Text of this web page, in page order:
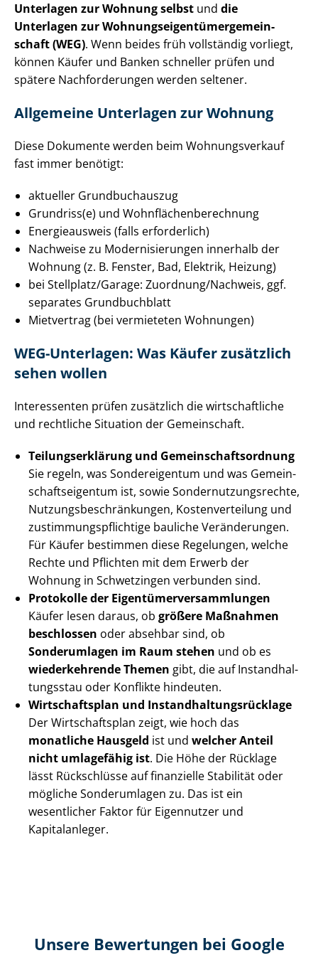
Unterlagen zur Wohnung selbst und die
Unterlagen zur Woh­nungs­ei­gen­tü­mer­ge­mein­
schaft (WEG). Wenn beides früh vollständig vorliegt,
können Käufer und Banken schneller prüfen und
spätere Nachforderungen werden seltener.
Allgemeine Unterlagen zur Wohnung
Diese Dokumente werden beim Wohnungsverkauf
fast immer benötigt:
aktueller Grundbuchauszug
Grundriss(e) und Wohn­flä­chen­be­rech­nung
Energieausweis (falls erforderlich)
Nachweise zu Mo­der­ni­sie­run­gen innerhalb der
Wohnung (z. B. Fenster, Bad, Elektrik, Heizung)
bei Stellplatz/Garage: Zuordnung/Nachweis, ggf.
separates Grundbuchblatt
Mietvertrag (bei vermieteten Wohnungen)
WEG-Unterlagen: Was Käufer zusätzlich
sehen wollen
Interessenten prüfen zusätzlich die wirtschaftliche
und rechtliche Situation der Gemeinschaft.
Tei­lungs­er­klä­rung und Ge­mein­schafts­ord­nung
Sie regeln, was Sondereigentum und was Ge­mein­
schafts­ei­gen­tum ist, sowie Son­der­nut­zungs­rech­te,
Nut­zungs­be­schrän­kun­gen, Kos­ten­ver­tei­lung und
zu­stim­mungs­pflich­ti­ge bauliche Veränderungen.
Für Käufer bestimmen diese Regelungen, welche
Rechte und Pflichten mit dem Erwerb der
Wohnung in Schwetzingen verbunden sind.
Protokolle der Ei­gen­tü­mer­ver­samm­lun­gen
Käufer lesen daraus, ob größere Maßnahmen
beschlossen oder absehbar sind, ob
Sonderumlagen im Raum stehen und ob es
wiederkehrende Themen gibt, die auf In­stand­hal­
tungs­stau oder Konflikte hindeuten.
Wirtschaftsplan und In­stand­hal­tungs­rück­la­ge
Der Wirtschaftsplan zeigt, wie hoch das
monatliche Hausgeld ist und welcher Anteil
nicht umlagefähig ist. Die Höhe der Rücklage
lässt Rückschlüsse auf finanzielle Stabilität oder
mögliche Sonderumlagen zu. Das ist ein
wesentlicher Faktor für Eigennutzer und
Kapitalanleger.
Unsere Bewertungen bei Google